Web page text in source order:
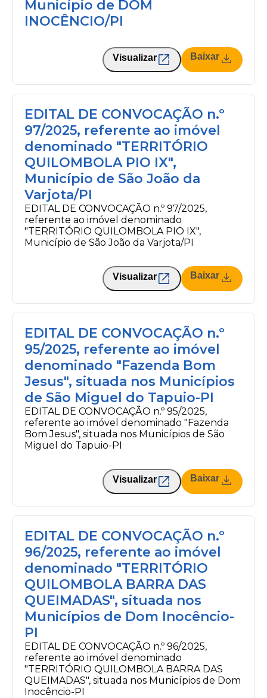
Município de DOM
INOCÊNCIO/PI
Visualizar Baixar
EDITAL DE CONVOCAÇÃO n.º
97/2025, referente ao imóvel
denominado "TERRITÓRIO
QUILOMBOLA PIO IX",
Município de São João da
Varjota/PI
EDITAL DE CONVOCAÇÃO n.º 97/2025,
referente ao imóvel denominado
"TERRITÓRIO QUILOMBOLA PIO IX",
Município de São João da Varjota/PI
Visualizar Baixar
EDITAL DE CONVOCAÇÃO n.º
95/2025, referente ao imóvel
denominado "Fazenda Bom
Jesus", situada nos Municípios
de São Miguel do Tapuio-PI
EDITAL DE CONVOCAÇÃO n.º 95/2025,
referente ao imóvel denominado "Fazenda
Bom Jesus", situada nos Municípios de São
Miguel do Tapuio-PI
Visualizar Baixar
EDITAL DE CONVOCAÇÃO n.º
96/2025, referente ao imóvel
denominado "TERRITÓRIO
QUILOMBOLA BARRA DAS
QUEIMADAS", situada nos
Municípios de Dom Inocêncio-
PI
EDITAL DE CONVOCAÇÃO n.º 96/2025,
referente ao imóvel denominado
"TERRITÓRIO QUILOMBOLA BARRA DAS
QUEIMADAS", situada nos Municípios de Dom
Inocêncio-PI